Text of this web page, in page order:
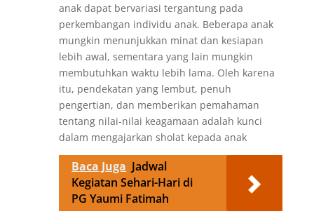
anak dapat bervariasi tergantung pada
perkembangan individu anak. Beberapa anak
mungkin menunjukkan minat dan kesiapan
lebih awal, sementara yang lain mungkin
membutuhkan waktu lebih lama. Oleh karena
itu, pendekatan yang lembut, penuh
pengertian, dan memberikan pemahaman
tentang nilai-nilai keagamaan adalah kunci
dalam mengajarkan sholat kepada anak
Baca Juga Jadwal
Kegiatan Sehari-Hari di
PG Yaumi Fatimah